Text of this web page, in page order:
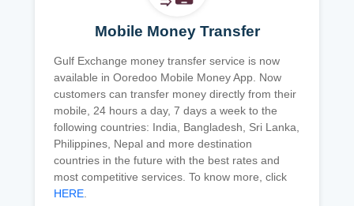
Mobile Money Transfer
Gulf Exchange money transfer service is now
available in Ooredoo Mobile Money App. Now
customers can transfer money directly from their
mobile, 24 hours a day, 7 days a week to the
following countries: India, Bangladesh, Sri Lanka,
Philippines, Nepal and more destination
countries in the future with the best rates and
most competitive services. To know more, click
HERE.